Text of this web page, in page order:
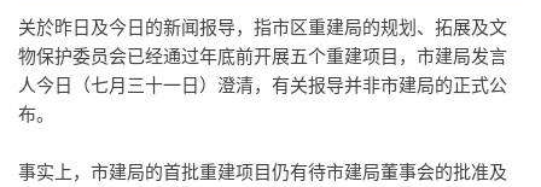
关於昨日及今日的新闻报导，指市区重建局的规划、拓展及文
物保护委员会已经通过年底前开展五个重建项目，市建局发言
人今日（七月三十一日）澄清，有关报导并非市建局的正式公
布。
事实上，市建局的首批重建项目仍有待市建局董事会的批准及